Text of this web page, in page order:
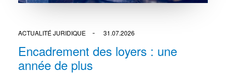
ACTUALITÉ JURIDIQUE 31.07.2026
Encadrement des loyers : une
année de plus